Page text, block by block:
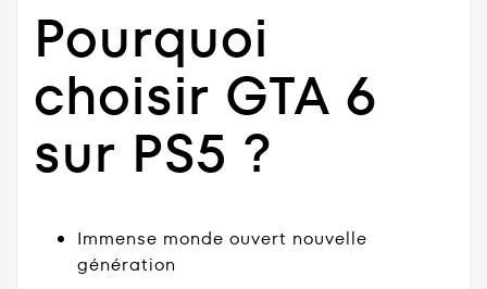
Pourquoi
choisir GTA 6
sur PS5 ?
Immense monde ouvert nouvelle
génération